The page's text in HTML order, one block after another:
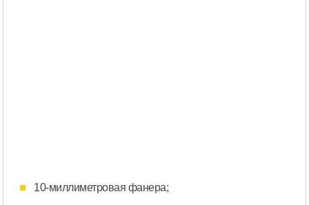
10-миллиметровая фанера;